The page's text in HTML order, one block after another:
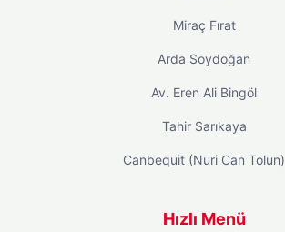
Miraç Fırat
Arda Soydoğan
Av. Eren Ali Bingöl
Tahir Sarıkaya
Canbequit (Nuri Can Tolun)
Hızlı Menü